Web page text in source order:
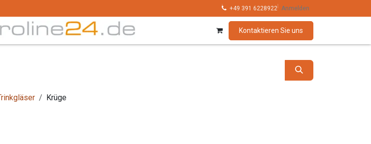
Kollektionen Marken
+49 391 6228922 Anmelden
Kontaktieren Sie uns
Krüge